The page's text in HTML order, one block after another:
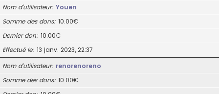
Nom d’utilisateur Youen
Somme des dons 10.00€
Dernier don 10.00€
Effectué le 13 janv. 2023, 22:37
Nom d’utilisateur renorenoreno
Somme des dons 10.00€